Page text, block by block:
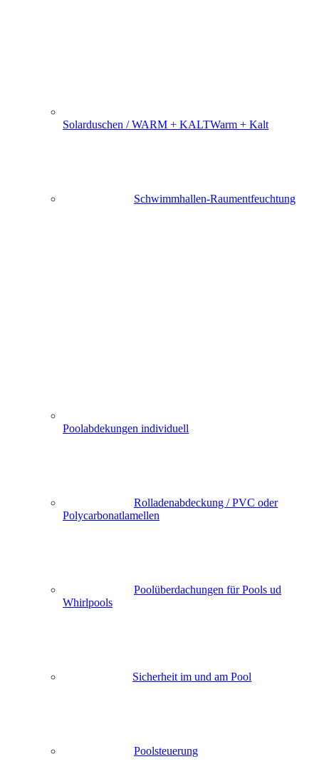
Solarduschen / WARM + KALTWarm + Kalt
Schwimmhallen-Raumentfeuchtung
Poolabdekungen individuell
Rolladenabdeckung / PVC oder
Polycarbonatlamellen
Poolüberdachungen für Pools ud
Whirlpools
Sicherheit im und am Pool
Poolsteuerung